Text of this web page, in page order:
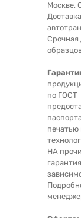
Москве,
Срочная
по ГОСТ
НА